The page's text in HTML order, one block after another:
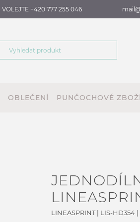
VOLEJTE +420 777 255 046
OBLEČENÍ PUNČOCHOVÉ
LINEASPRINT| LIS-HD354 |